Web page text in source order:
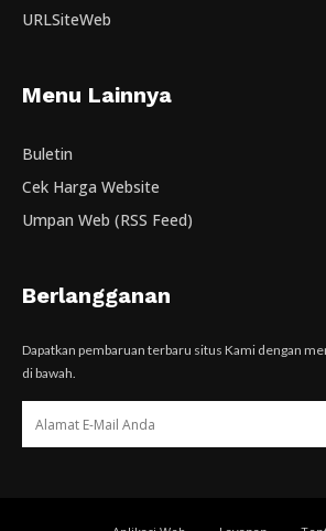
URLSiteWeb
Menu Lainnya
Buletin
Cek Harga Website
Umpan Web (RSS Feed)
Berlangganan
Dapatkan pembaruan terbaru situs Kami dengan
di bawah.